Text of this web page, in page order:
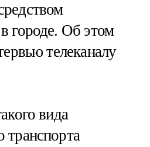
городе. Об этом
телеканалу
вида
транспорта